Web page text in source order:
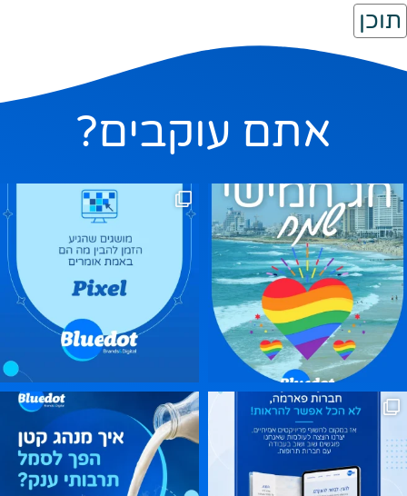
תוכן
אתם עוקבים?
בהם, אבל אם תשאלו בשקט מה
חג הביכורים, חג מתן תורה. אז